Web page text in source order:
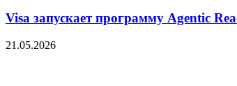
Visa запускает программу Agentic
21.05.2026